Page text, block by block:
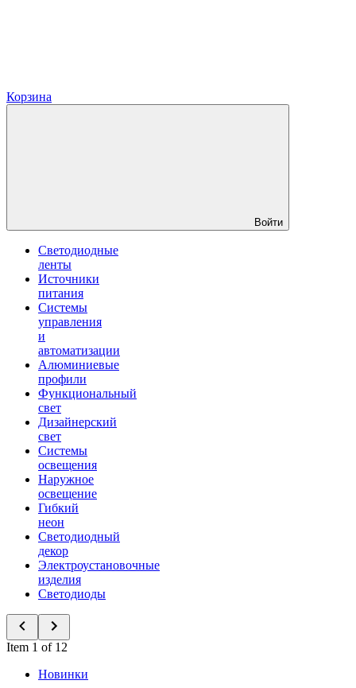
Корзина
Войти
Светодиодные
ленты
Источники
питания
Системы
управления
и
автоматизации
Алюминиевые
профили
Функциональный
свет
Дизайнерский
свет
Системы
освещения
Наружное
освещение
Гибкий
неон
Светодиодный
декор
Электроустановочные
изделия
Светодиоды
Item 1 of 12
Новинки